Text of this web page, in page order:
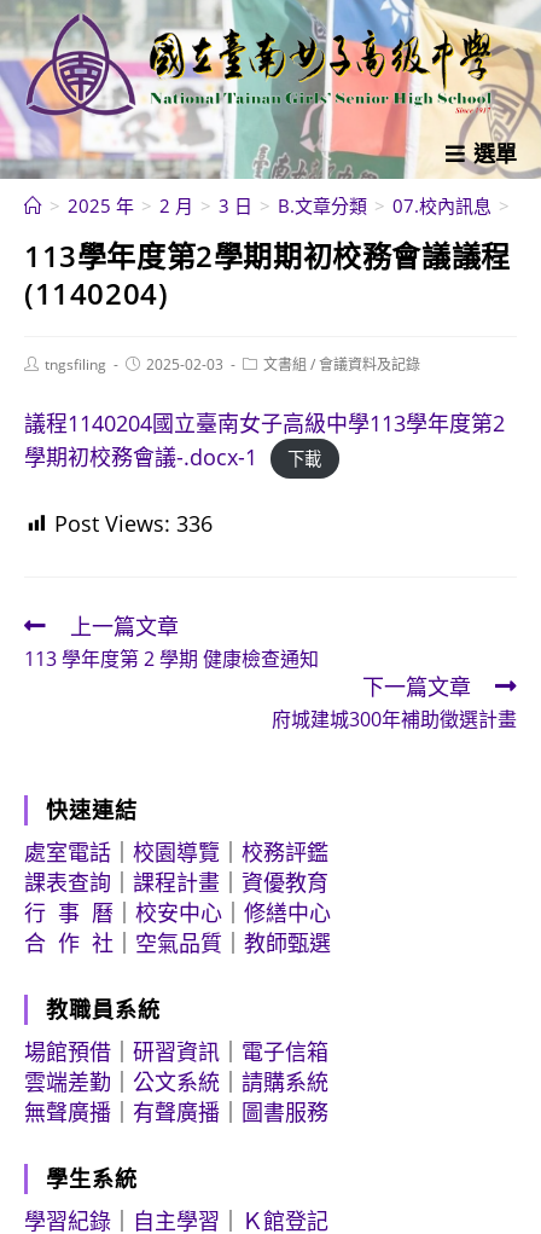
跳
轉
至
主
要
內
選單
> 2025 年 > 2 月 > 3 日 > B.文章分類 > 07.校內訊息 >
113學年度第2學期期初校務會議議程
(1140204)
Posttngsfiling
Post2025-02-03
Post文書組 /會議資料及記錄
議程1140204國立臺南女子高級中學113學年度第2
學期初校務會議-.docx-1
下載
Post Views: 336
Read
more
上一篇文章
113 學年度第 2 學期 健康檢查通知
下一篇文章
府城建城300年補助徵選計畫
快速連結
處室電話
校園導覽
校務評鑑
課表查詢
課程計畫
資優教育
行 事 曆
校安中心
修繕中心
合 作 社
空氣品質 教師甄選
教職員系統
場館預借
研習資訊
電子信箱
雲端差勤
公文系統
請購系統
無聲廣播
有聲廣播 圖書服務
學生系統
學習紀錄
自主學習
Ｋ館登記